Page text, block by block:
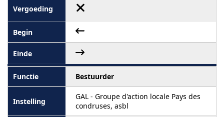
Bestuurder
GAL - Groupe d'action locale Pays des
condruses, asbl